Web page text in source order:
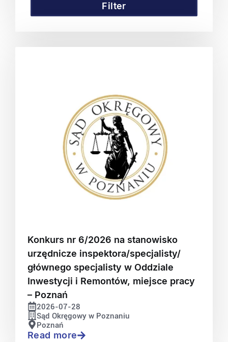
Filter
Konkurs nr 6/2026 na stanowisko
urzędnicze inspektora/specjalisty/
głównego specjalisty w Oddziale
Inwestycji i Remontów, miejsce pracy
– Poznań
2026-07-28
Sąd Okręgowy w Poznaniu
Poznań
Read more